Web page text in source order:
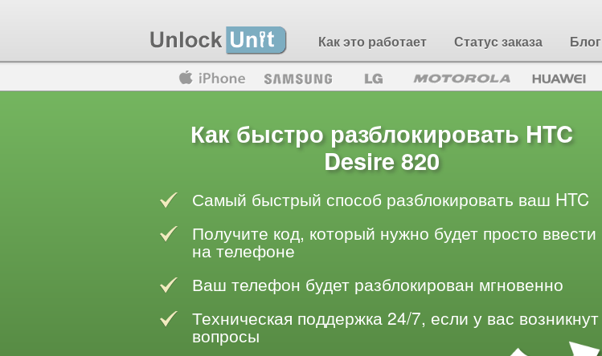
Как это работает Статус заказа Блог
Blackberry
Как быстро разблокировать HTC
Desire 820
Самый быстрый способ разблокировать ваш HTC
Получите код, который нужно будет просто ввести
на телефоне
Ваш телефон будет разблокирован мгновенно
Техническая поддержка 24/7, если у вас возникнут
вопросы